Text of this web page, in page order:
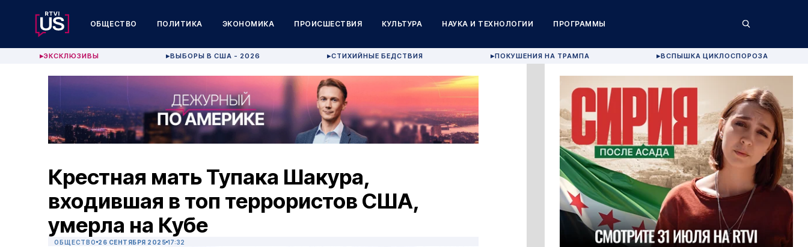
ОБЩЕСТВО ПОЛИТИКА ЭКОНОМИКА ПРОИСШЕСТВИЯ КУЛЬТУРА НАУКА И ТЕХНОЛОГИИ ПРОГРАММЫ
▶ЭКСКЛЮЗИВЫ ▶ВЫБОРЫ В США - 2026 ▶СТИХИЙНЫЕ БЕДСТВИЯ ▶ПОКУШЕНИЯ НА ТРАМПА ▶ВСПЫШКА ЦИКЛОСПОРОЗА
Крестная мать Тупака Шакура,
входившая в топ террористов США,
умерла на Кубе
ОБЩЕСТВО 26 СЕНТЯБРЯ 2025 17:32